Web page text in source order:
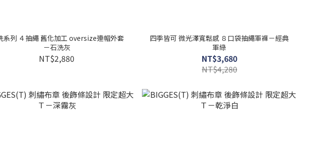
系列 ４抽繩 舊化加工 oversize連帽外套
－石洗灰
NT$2,880
四季皆可 微光澤寬鬆感 ８口袋抽繩軍褲－經典
軍綠
NT$3,680
NT$4,280